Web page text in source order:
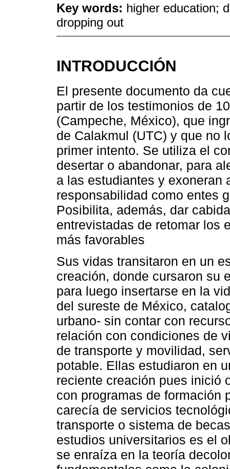
Key words: higher education;
dropping out
INTRODUCCIÓN
El presente documento da
partir de los testimonios de
(Campeche, México), que
de Calakmul (UTC) y que no
primer intento. Se utiliza el
desertar o abandonar, para
a las estudiantes y exoneran
responsabilidad como entes
Posibilita, además, dar
entrevistadas de retomar los
más favorables
Sus vidas transitaron en un
creación, donde cursaron su
para luego insertarse en la
del sureste de México,
urbano- sin contar con
relación con condiciones de
de transporte y movilidad,
potable. Ellas estudiaron en
reciente creación pues inició
con programas de formación
carecía de servicios
transporte o sistema de
estudios universitarios es el
se enraíza en la teoría